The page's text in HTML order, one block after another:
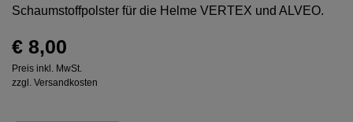
Schaumstoffpolster für die Helme VERTEX und ALVEO.
€ 8,00
Preis inkl. MwSt.
zzgl. Versandkosten